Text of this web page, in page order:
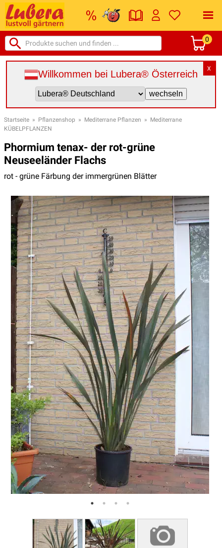
0
X
Willkommen bei Lubera® Österreich
Startseite » Pflanzenshop » Mediterrane Pflanzen » Mediterrane
KÜBELPFLANZEN
Phormium tenax- der rot-grüne
Neuseeländer Flachs
rot - grüne Färbung der immergrünen Blätter